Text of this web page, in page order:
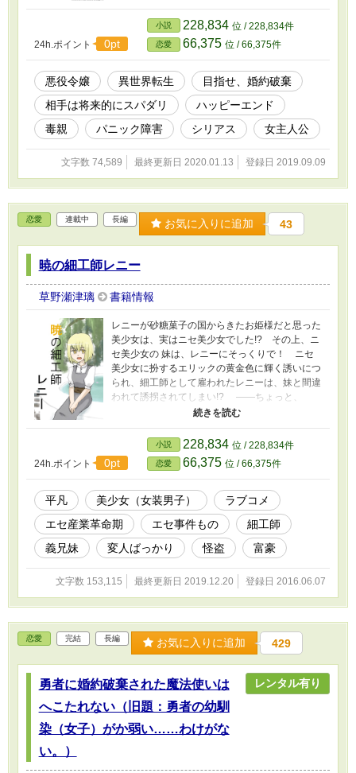
嬢として転生したと知ったせいで、身の破滅を
恐れてもいた。 ひょんなことから、宰相の
放蕩息子、ラドヴィック・アーヘンに事情がば
れる。 しかしラドヴィックは、ルシアンナの
境遇を不憫がりながらも面白がり、ルシアンナ
の望み「穏便な婚約破棄」を一緒にがんばって
くれることに。 はたして、小説の主人公メ
アリ・スプリングと王太子をくっつけることに
成功した二人だが、最後の難関、ルシアンナの
母という毒親がたちふさがる。 おじけづくル
シアンナを励ますラドヴィックと過ごすうち、
ルシアンナはラドヴィックに恋心を抱いている
自分に気づき……。 ※2020.10/22～ 最初あた
途中です。のんびりやってるのでばらばらです
けど、気にしないでね。 ・なろうサイトでも公
開しています。
24h.ポイント 0pt
小説 228,834 位 / 228,834件
恋愛 66,375 位 / 66,375件
悪役令嬢 異世界転生
目指せ、婚約破棄
相手は将来的にスパダリ
ハッピーエンド
毒親
パニック障害 シリアス 女主人公
文字数 74,589 最終更新日 2020.01.13 登録日 2019.09.09
恋愛 連載中 長編 お気に入りに追加 43
暁の細工師レニー
草野瀬津璃 書籍情報
レニーが砂糖菓子の国からきたお姫様だと思った
美少女は、実はニセ美少女でした!? その上、ニ
セ美少女の 妹は、レニーにそっくりで！ ニセ
美少女に扮するエリックの黄金色に輝く誘いにつ
られ、細工師として雇われたレニーは、妹と間違
われて誘拐されてしまい!? ――ちょっと、
私、ただの細工師なんですけど！ --富豪な変人
少年×細工師の平凡少女の、エセ事件物要素あり
な、どたばたラブコメ。後の話で、怪盗なんても
のも出てきたりもしますよ。 ※また、こちら
で上げている作品は決定稿ではないので、予告な
く修正加筆をする場合があります。御留意下さ
い。 ★1Pが1000～4000字ていど。2000字前
後を目安に更新してますが、分量が少ない時は少
ないです。
24h.ポイント 0pt
小説 228,834 位 / 228,834件
恋愛 66,375 位 / 66,375件
平凡 美少女（女装男子）
ラブコメ
エセ産業革命期
エセ事件もの
細工師
義兄妹
変人ばっかり 怪盗 富豪
文字数 153,115 最終更新日 2019.12.20 登録日 2016.06.07
恋愛 完結 長編 お気に入りに追加 429
勇者に婚約破棄された魔法使いは
へこたれない（旧題：勇者の幼馴
染（女子）がか弱い……わけがな
い。）
レンタル有り